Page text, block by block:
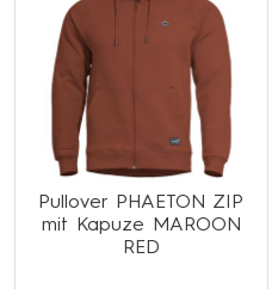
Pullover PHAETON ZIP
mit Kapuze MAROON
RED